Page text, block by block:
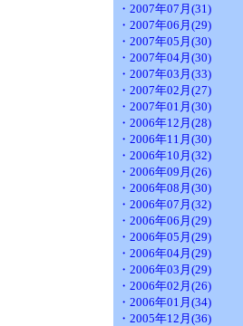
・2007年07月(31)
・2007年06月(29)
・2007年05月(30)
・2007年04月(30)
・2007年03月(33)
・2007年02月(27)
・2007年01月(30)
・2006年12月(28)
・2006年11月(30)
・2006年10月(32)
・2006年09月(26)
・2006年08月(30)
・2006年07月(32)
・2006年06月(29)
・2006年05月(29)
・2006年04月(29)
・2006年03月(29)
・2006年02月(26)
・2006年01月(34)
・2005年12月(36)